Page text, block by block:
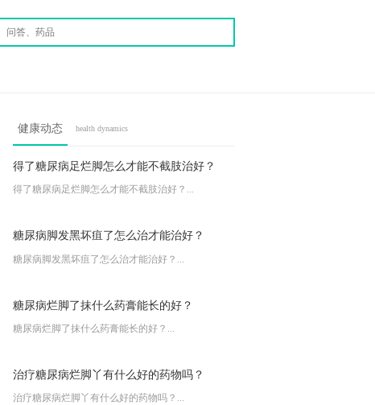
健康动态 health dynamics
得了糖尿病足烂脚怎么才能不截肢治好？
得了糖尿病足烂脚怎么才能不截肢治好？...
糖尿病脚发黑坏疽了怎么治才能治好？
糖尿病脚发黑坏疽了怎么治才能治好？...
糖尿病烂脚了抹什么药膏能长的好？
糖尿病烂脚了抹什么药膏能长的好？...
治疗糖尿病烂脚丫有什么好的药物吗？
治疗糖尿病烂脚丫有什么好的药物吗？...